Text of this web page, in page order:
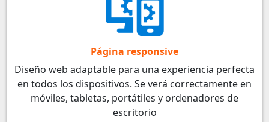
Página responsive
Diseño web adaptable para una experiencia perfecta
en todos los dispositivos. Se verá correctamente en
móviles, tabletas, portátiles y ordenadores de
escritorio